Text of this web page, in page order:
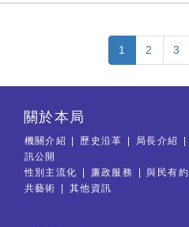
1 2 3
關於本局
機關介紹 歷史沿革 局長介紹
訊公開
性別主流化
廉政服務 與民有約
共藝術
其他資訊